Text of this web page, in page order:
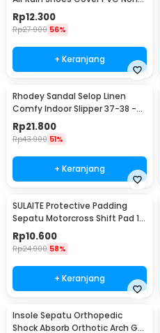
Slip Strap M 37-39 - H-101
Rp12.300
Rp27.900 56%
+ Keranjang
Rhodey Sandal Selop Linen
Comfy Indoor Slipper 37-38 -
YT22
Rp21.800
Rp43.900 51%
+ Keranjang
SULAITE Protective Padding
Sepatu Motorcross Shift Pad 1
PCS - GT-106
Rp10.600
Rp24.900 58%
+ Keranjang
Insole Sepatu Orthopedic
Shock Absorb Orthotic Arch Gel